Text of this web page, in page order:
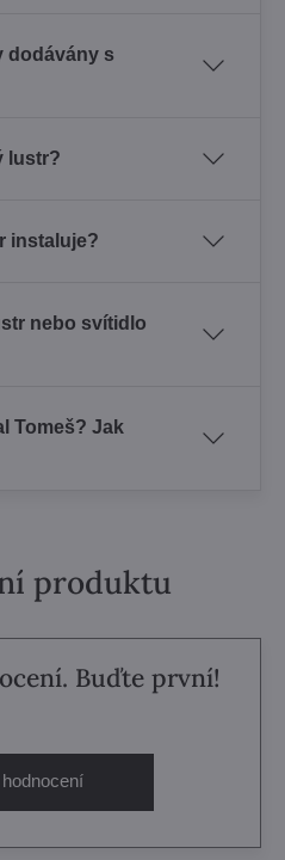
dodávány s
lustr?
instaluje?
nebo svítidlo
Tomeš? Jak
produktu
Buďte první!